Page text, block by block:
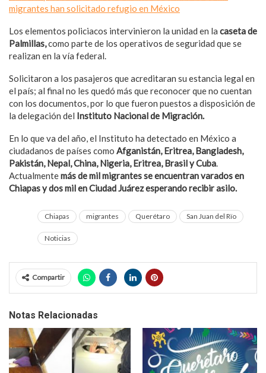
migrantes han solicitado refugio en México
Los elementos policiacos intervinieron la unidad en la caseta de
Palmillas,como parte de los operativos de seguridad que se
realizan en la vía federal.
Solicitaron a los pasajeros que acreditaran su estancia legal en
el país; al final no les quedó más que reconocer que no cuentan
con los documentos, por lo que fueron puestos a disposición de
la delegación del Instituto Nacional de Migración.
En lo que va del año, el Instituto ha detectado en México a
ciudadanos de países como Afganistán, Eritrea, Bangladesh,
Pakistán, Nepal, China, Nigeria, Eritrea, Brasil y Cuba.
Actualmentemás de mil migrantes se encuentran varados en
Chiapas y dos mil en Ciudad Juárez esperando recibir asilo.
Chiapas migrantes Querétaro San Juan del Rïo
Noticias
Compartir
Notas Relacionadas